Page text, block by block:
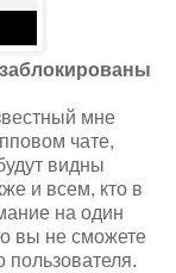
мне
чате,
видны
и всем, кто в
на один
вы не сможете
пользователя.